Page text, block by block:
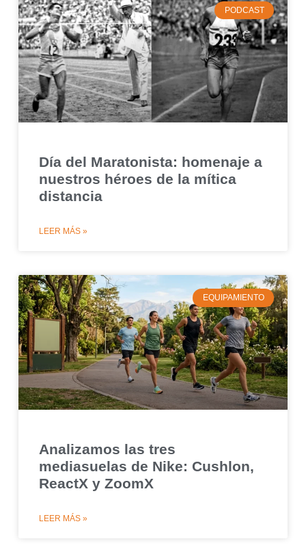
PODCAST
Día del Maratonista: homenaje a
nuestros héroes de la mítica
distancia
LEER MÁS »
EQUIPAMIENTO
Analizamos las tres
mediasuelas de Nike: Cushlon,
ReactX y ZoomX
LEER MÁS »